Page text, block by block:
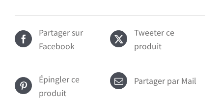
Partager sur
Facebook
Tweeter ce
produit
Épingler ce
produit
Partager par Mail